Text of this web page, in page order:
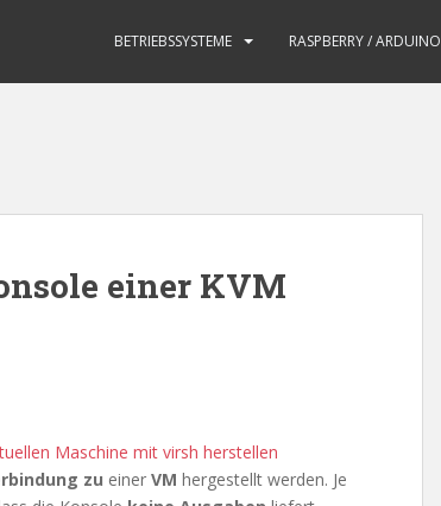
BETRIEBSSYSTEME RASPBERRY / ARDUINO
einer KVM
Maschine mit virsh herstellen
zu einer VM hergestellt werden. Je